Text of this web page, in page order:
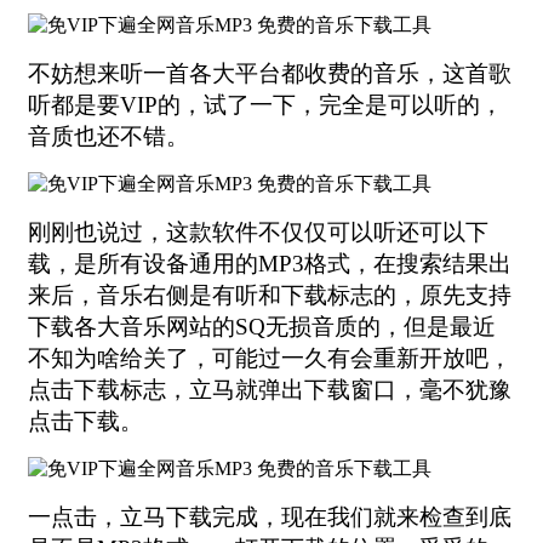
不妨想来听一首各大平台都收费的音乐，这首歌
听都是要VIP的，试了一下，完全是可以听的，
音质也还不错。
刚刚也说过，这款软件不仅仅可以听还可以下
载，是所有设备通用的MP3格式，在搜索结果出
来后，音乐右侧是有听和下载标志的，原先支持
下载各大音乐网站的SQ无损音质的，但是最近
不知为啥给关了，可能过一久有会重新开放吧，
点击下载标志，立马就弹出下载窗口，毫不犹豫
点击下载。
一点击，立马下载完成，现在我们就来检查到底